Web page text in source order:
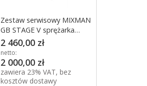
Zestaw serwisowy MIXMAN
GB STAGE V sprężarka
Rotair silnik 4 cylindry
2 460,00 zł
netto:
2 000,00 zł
zawiera 23% VAT, bez
kosztów dostawy